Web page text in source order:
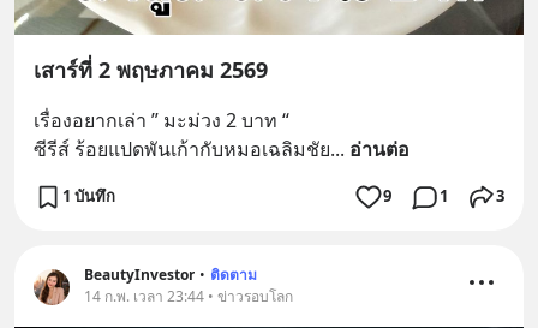
เสาร์ที่ 2 พฤษภาคม 2569
เรื่องอยากเล่า ” มะม่วง 2 บาท “
ซีรีส์ ร้อยแปดพันเก้ากับหมอเฉลิมชัย... อ่านต่อ
1 บันทึก 9 1 3
BeautyInvestor • ติดตาม
14 ก.พ. เวลา 23:44 • ข่าวรอบโลก